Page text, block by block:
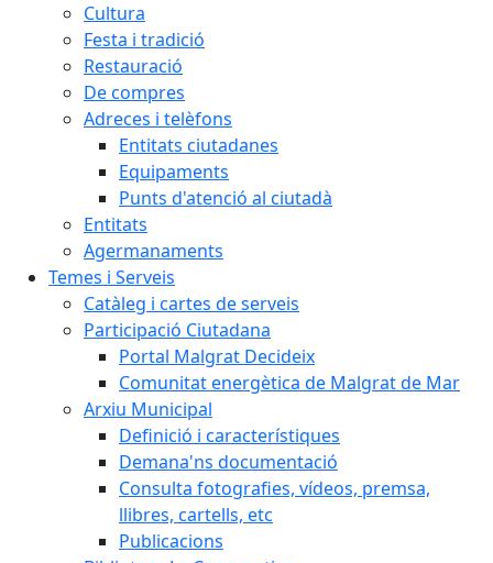
Cultura
Festa i tradició
Restauració
De compres
Adreces i telèfons
Entitats ciutadanes
Equipaments
Punts d'atenció al ciutadà
Entitats
Agermanaments
Temes i Serveis
Catàleg i cartes de serveis
Participació Ciutadana
Portal Malgrat Decideix
Comunitat energètica de Malgrat de Mar
Arxiu Municipal
Definició i característiques
Demana'ns documentació
Consulta fotografies, vídeos, premsa,
llibres, cartells, etc
Publicacions